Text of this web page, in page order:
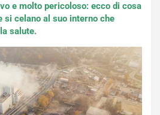
e molto pericoloso: ecco di cosa
celano al suo interno che
salute.